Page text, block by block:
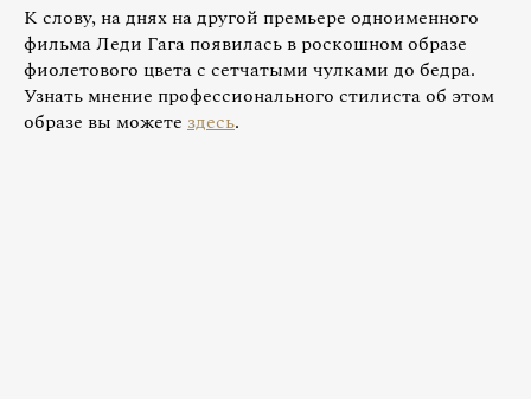
К слову, на днях на другой премьере одноименного
фильма Леди Гага появилась в роскошном образе
фиолетового цвета с сетчатыми чулками до бедра.
Узнать мнение профессионального стилиста об этом
образе вы можете здесь.